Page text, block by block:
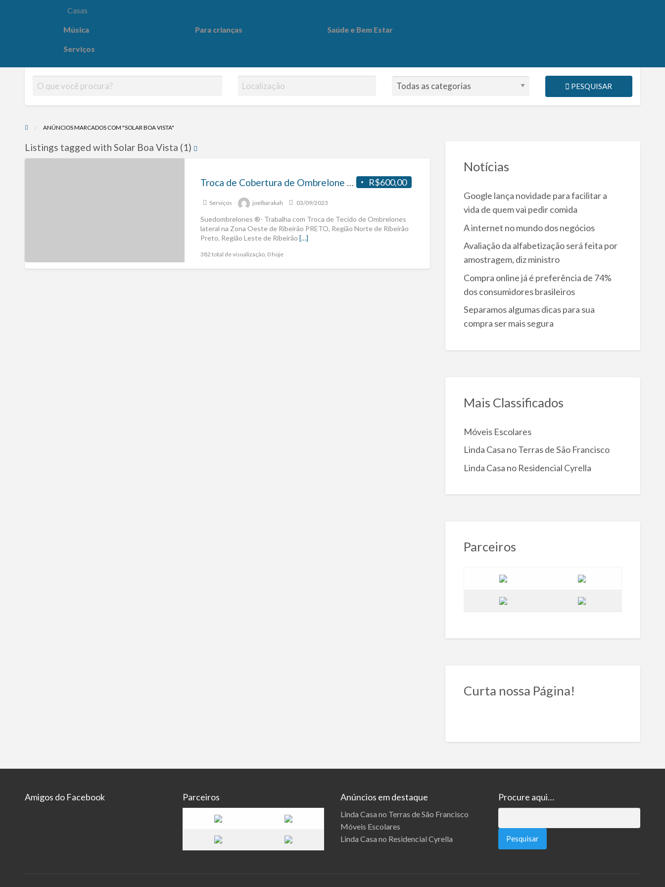
Casas
Música Para crianças Saúde e Bem Estar
Serviços
PESQUISAR
ANÚNCIOS MARCADOS COM "SOLAR BOA VISTA"
Listings tagged with Solar Boa Vista (1)
R$600,00
Troca de Cobertura de Ombrelone Lateral em Ribeirão Preto – SP
Serviços joelbarakah 03/09/2023
Suedombrelones ®- Trabalha com Troca de Tecido de Ombrelones
lateral na Zona Oeste de Ribeirão PRETO, Região Norte de Ribeirão
Preto, Região Leste de Ribeirão […]
382 total de visualização, 0 hoje
Notícias
Google lança novidade para facilitar a
vida de quem vai pedir comida
A internet no mundo dos negócios
Avaliação da alfabetização será feita por
amostragem, diz ministro
Compra online já é preferência de 74%
dos consumidores brasileiros
Separamos algumas dicas para sua
compra ser mais segura
Mais Classificados
Móveis Escolares
Linda Casa no Terras de São Francisco
Linda Casa no Residencial Cyrella
Parceiros
Curta nossa Página!
Amigos do Facebook Parceiros Anúncios em destaque
Linda Casa no Terras de São Francisco
Móveis Escolares
Linda Casa no Residencial Cyrella
Procure aqui…
por: